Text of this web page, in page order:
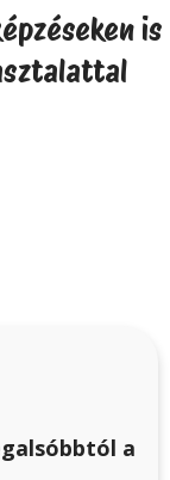
is
a